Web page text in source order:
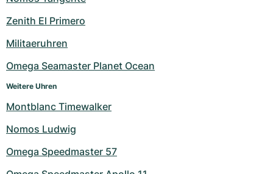
Milgauss
Oyster Perpetual
Yacht-Master
Yacht-Master II
Sea-Dweller
Sky-Dweller
Damenuhren
Ronde
Rotonde
Crash
Pasha
Tortue
Baignoire
Professional
Bentley
Transocean
Cockpit
Chronospace
Super Avenger
Formula 1
Grand Carrera
Gebraucht
Damenuhren
Portofino
Portugieser
Da Vinci
Aquatimer
Spitfire
Spirit of Big Bang
King Power
Gebraucht
Zenith El Primero
Militaeruhren
Omega Seamaster Planet Ocean
Weitere Uhren
Montblanc Timewalker
Nomos Ludwig
Omega Speedmaster 57